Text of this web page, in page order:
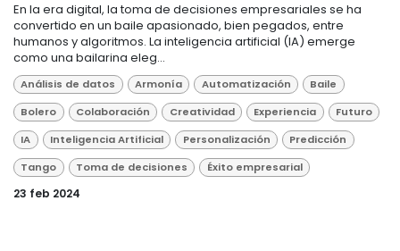
En la era digital, la toma de decisiones empresariales se ha
convertido en un baile apasionado, bien pegados, entre
humanos y algoritmos. La inteligencia artificial (IA) emerge
como una bailarina eleg...
Análisis de datos Armonía Automatización
Baile
Bolero
Colaboración Creatividad Experiencia
Futuro
IA
Inteligencia Artificial Personalización
Predicción
Tango
Toma de decisiones Éxito empresarial
23 feb 2024